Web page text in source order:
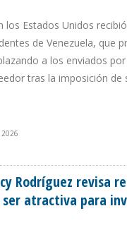
los Estados Unidos
de Venezuela, que
a los enviados
tras la imposición de
Rodríguez revisa
atractiva para